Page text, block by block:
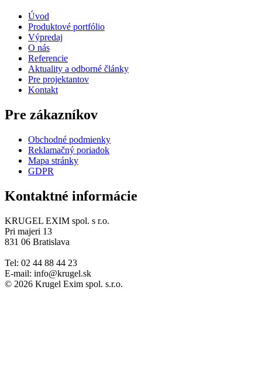
Úvod
Produktové portfólio
Výpredaj
O nás
Referencie
Aktuality a odborné články
Pre projektantov
Kontakt
Pre zákazníkov
Obchodné podmienky
Reklamačný poriadok
Mapa stránky
GDPR
Kontaktné informácie
KRUGEL EXIM spol. s r.o.
Pri majeri 13
831 06 Bratislava
Tel: 02 44 88 44 23
E-mail: info@krugel.sk
© 2026 Krugel Exim spol. s.r.o.